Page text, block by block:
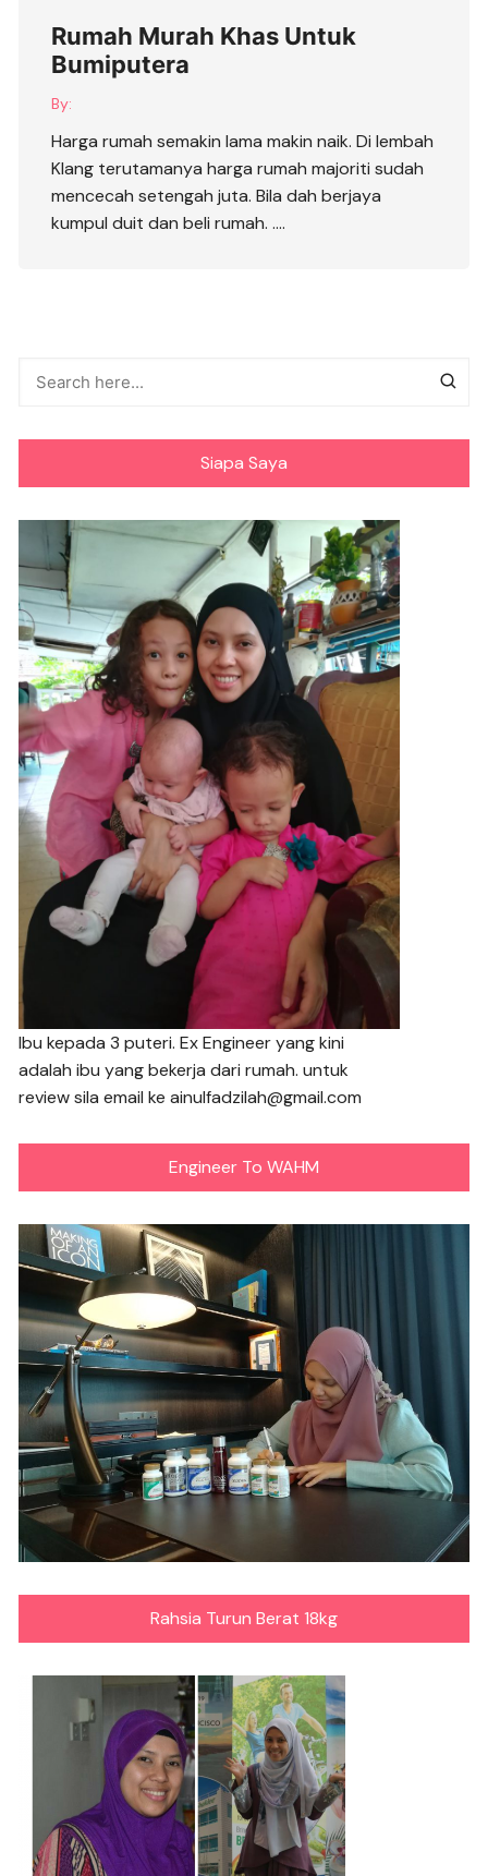
Rumah Murah Khas Untuk
Bumiputera
By:
Harga rumah semakin lama makin naik. Di lembah
Klang terutamanya harga rumah majoriti sudah
mencecah setengah juta. Bila dah berjaya
kumpul duit dan beli rumah. ….
Siapa Saya
Ibu kepada 3 puteri. Ex Engineer yang kini
adalah ibu yang bekerja dari rumah. untuk
review sila email ke ainulfadzilah@gmail.com
Engineer To WAHM
Rahsia Turun Berat 18kg